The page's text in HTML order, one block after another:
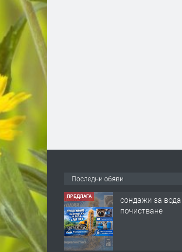
Последни обяви
ПРЕДЛАГА
сондажи за вода
почистване